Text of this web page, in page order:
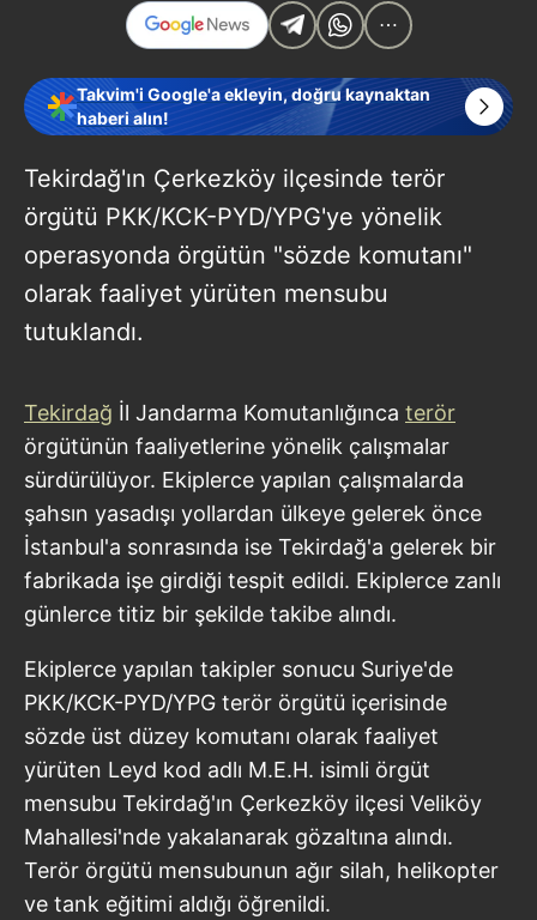
Takvim'i Google'a ekleyin, doğru kaynaktan
haberi alın!
Tekirdağ'ın Çerkezköy ilçesinde terör
örgütü PKK/KCK-PYD/YPG'ye yönelik
operasyonda örgütün "sözde komutanı"
olarak faaliyet yürüten mensubu
tutuklandı.
Tekirdağ İl Jandarma Komutanlığınca terör
örgütünün faaliyetlerine yönelik çalışmalar
sürdürülüyor. Ekiplerce yapılan çalışmalarda
şahsın yasadışı yollardan ülkeye gelerek önce
İstanbul'a sonrasında ise Tekirdağ'a gelerek bir
fabrikada işe girdiği tespit edildi. Ekiplerce zanlı
günlerce titiz bir şekilde takibe alındı.
Ekiplerce yapılan takipler sonucu Suriye'de
PKK/KCK-PYD/YPG terör örgütü içerisinde
sözde üst düzey komutanı olarak faaliyet
yürüten Leyd kod adlı M.E.H. isimli örgüt
mensubu Tekirdağ'ın Çerkezköy ilçesi Veliköy
Mahallesi'nde yakalanarak gözaltına alındı.
Terör örgütü mensubunun ağır silah, helikopter
ve tank eğitimi aldığı öğrenildi.